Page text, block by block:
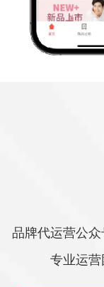
品牌代运营公众
专业运营